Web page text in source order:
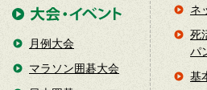
月例大会
マラソン囲碁大会
ネ
死
パ
基